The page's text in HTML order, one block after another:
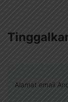
Alamat email